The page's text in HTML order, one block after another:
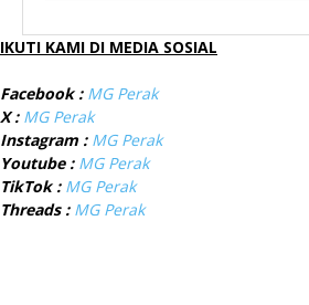
IKUTI KAMI DI MEDIA SOSIAL
Facebook : MG Perak
X : MG Perak
Instagram : MG Perak
Youtube : MG Perak
TikTok : MG Perak
Threads : MG Perak